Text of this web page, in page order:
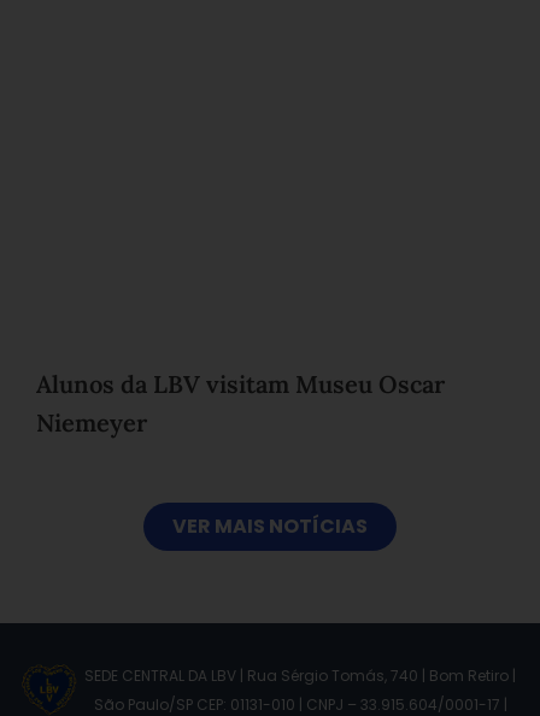
Alunos da LBV visitam Museu Oscar
Niemeyer
VER MAIS NOTÍCIAS
SEDE CENTRAL DA LBV | Rua Sérgio Tomás, 740 | Bom Retiro |
São Paulo/SP CEP: 01131-010 | CNPJ – 33.915.604/0001-17 |